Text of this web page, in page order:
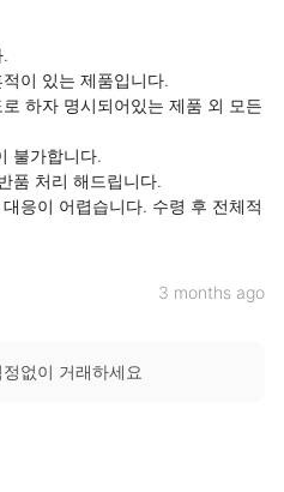
이 있는 제품입니다.
하자 명시되어있는 제품 외 모든
불가합니다.
품 처리 해드립니다.
응이 어렵습니다. 수령 후 전체적
3 months ago
없이 거래하세요